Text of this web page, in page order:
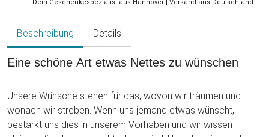
Dein Geschenkespezialist aus Hannover | Versand aus Deutschland
Beschreibung Details
Eine schöne Art etwas Nettes zu wünschen
Unsere Wünsche stehen für das, wovon wir träumen und
wonach wir streben. Wenn uns jemand etwas wünscht,
bestärkt uns dies in unserem Vorhaben und wir wissen